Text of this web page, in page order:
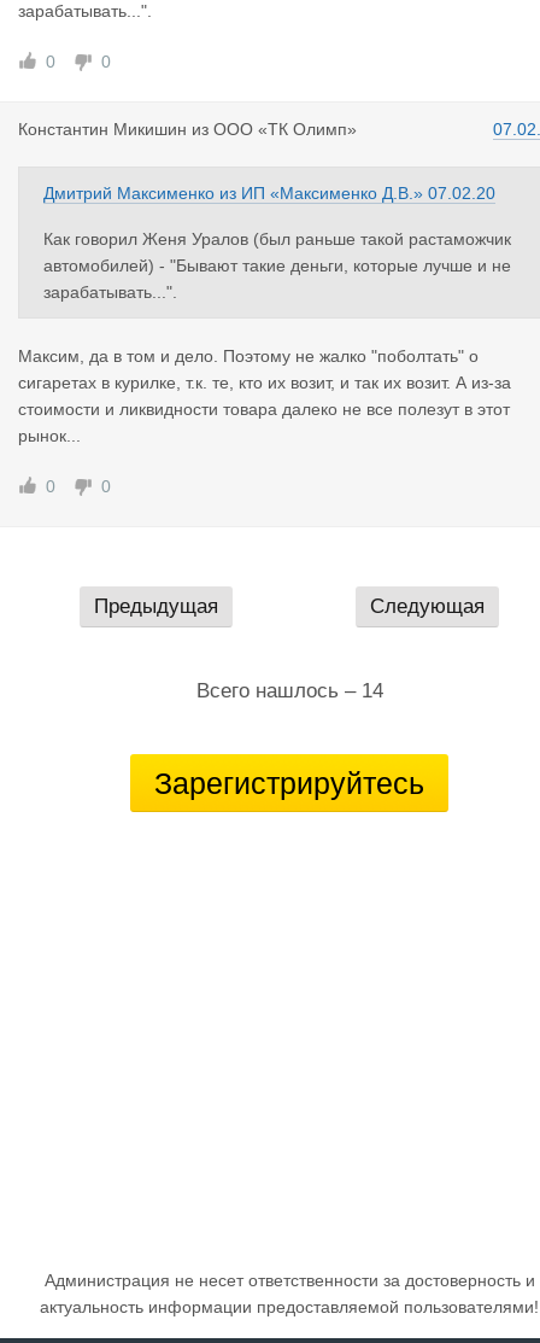
зарабатывать...".
0 0
Константин Микишин из ООО «ТК Олимп»
Дмитрий Максименко из ИП «Максименко Д.В.» 07.02.20
Как говорил Женя Уралов (был раньше такой растаможчик
автомобилей) - "Бывают такие деньги, которые лучше и не
зарабатывать...".
Максим, да в том и дело. Поэтому не жалко "поболтать" о
сигаретах в курилке, т.к. те, кто их возит, и так их возит. А из-за
стоимости и ликвидности товара далеко не все полезут в этот
рынок...
0 0
Предыдущая Следующая
Всего нашлось – 14
Зарегистрируйтесь
Администрация не несет ответственности за достоверность и
актуальность информации предоставляемой пользователями!